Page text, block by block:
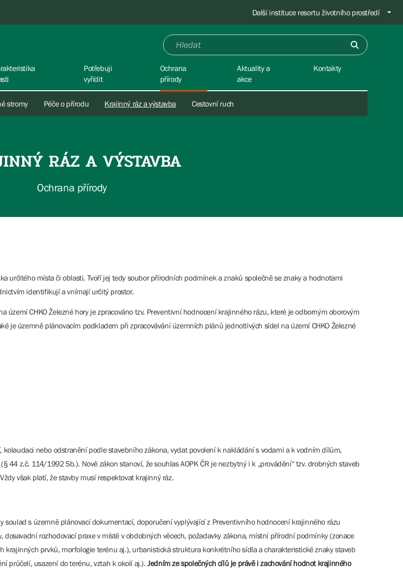
Další instituce resortu životního prostředí
Potřebuji
vyřídit
Ochrana
přírody
stromy Péče o přírodu Krajinný ráz a výstavba Cestovní ruch
Aktuality a
akce
Kontakty
RÁZ A VÝSTAVBA
Ochrana přírody
určitého místa či oblasti. Tvoří jej tedy soubor přírodních podmínek a znaků společně se znaky a hodnotami
identifikují a vnímají určitý prostor.
CHKO Železné hory je zpracováno tzv. Preventivní hodnocení krajinného rázu, které je odborným oborovým
je územně plánovacím podkladem při zpracovávání územních plánů jednotlivých sídel na území CHKO Železné
kolaudaci nebo odstranění podle stavebního zákona, vydat povolení k nakládání s vodami a k vodním dílům,
z.č. 114/1992 Sb.). Nově zákon stanoví, že souhlas AOPK ČR je nezbytný i k „provádění“ tzv. drobných staveb
však platí, že stavby musí respektovat krajinný ráz.
soulad s územně plánovací dokumentací, doporučení vyplývající z Preventivního hodnocení krajinného rázu
dosavadní rozhodovací praxe v místě v obdobných věcech, požadavky zákona, místní přírodní podmínky (zonace
prvků, morfologie terénu aj.), urbanistická struktura konkrétního sídla a charakteristické znaky staveb
průčelí, usazení do terénu, vztah k okolí aj.).Jedním ze společných cílů je právě i zachování hodnot krajinného